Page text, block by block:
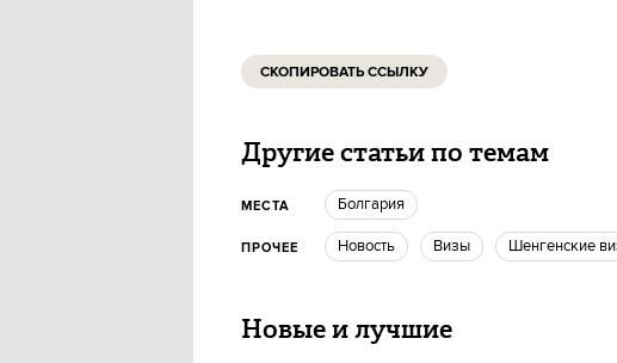
СКОПИРОВАТЬ ССЫЛКУ
Другие статьи по темам
МЕСТА Болгария
ПРОЧЕЕ Новость Визы шенгенские
Новые и лучшие